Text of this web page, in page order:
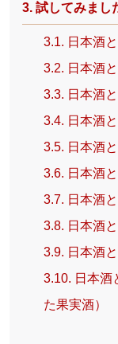
3. 試してみまし
3.1. 日本酒
3.2. 日本酒
3.3. 日本酒
3.4. 日本酒
3.5. 日本酒
3.6. 日本酒
3.7. 日本酒
3.8. 日本酒
3.9. 日本酒
3.10. 日本酒
た果実酒）